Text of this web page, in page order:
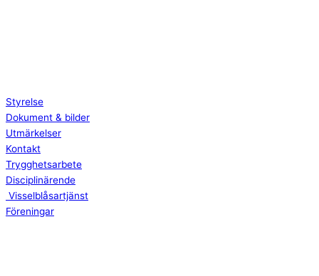
Styrelse
Dokument & bilder
Utmärkelser
Kontakt
Trygghetsarbete
Disciplinärende
Visselblåsartjänst
Föreningar